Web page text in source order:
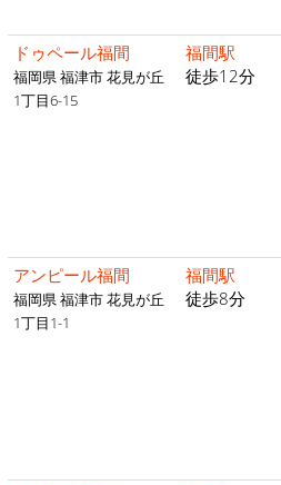
ドゥペール福間
福岡県 福津市 花見が丘
1丁目6-15
福間駅
徒歩12分
アンピール福間
福岡県 福津市 花見が丘
1丁目1-1
福間駅
徒歩8分